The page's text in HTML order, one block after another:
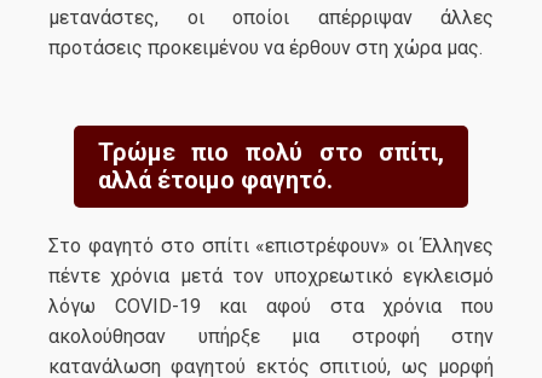
μετανάστες, οι οποίοι απέρριψαν άλλες
προτάσεις προκειμένου να έρθουν στη χώρα μας.
Τρώμε πιο πολύ στο σπίτι,
αλλά έτοιμο φαγητό.
Στο φαγητό στο σπίτι «επιστρέφουν» οι Έλληνες
πέντε χρόνια μετά τον υποχρεωτικό εγκλεισμό
λόγω COVID-19 και αφού στα χρόνια που
ακολούθησαν υπήρξε μια στροφή στην
κατανάλωση φαγητού εκτός σπιτιού, ως μορφή